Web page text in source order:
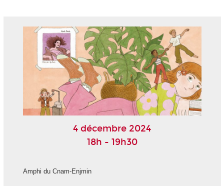
4 décembre 2024
18h - 19h30
Amphi du Cnam-Enjmin